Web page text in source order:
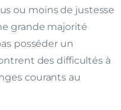
ou moins de justesse
grande majorité
posséder un
des difficultés à
courants au